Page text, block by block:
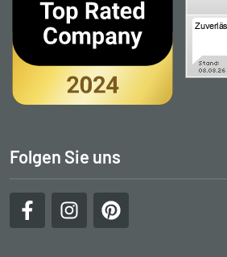
Folgen Sie uns